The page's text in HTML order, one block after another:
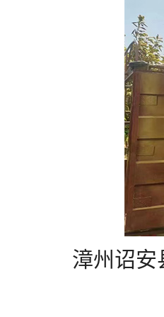
漳州诏安